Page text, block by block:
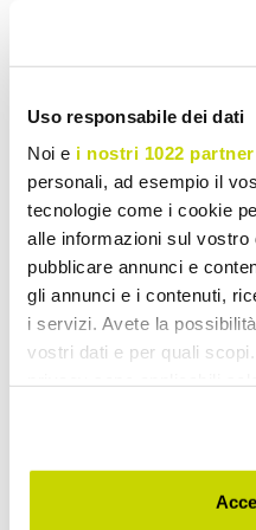
Uso responsabile dei dati
Noi e i nostri 1022 partner
personali, ad esempio il
tecnologie come i cookie
alle informazioni sul vostro
pubblicare annunci e
gli annunci e i contenuti,
i servizi. Avete la
vostri dati e per quali
modificare o revocare il
momento dalla
sull'icona di attivazione